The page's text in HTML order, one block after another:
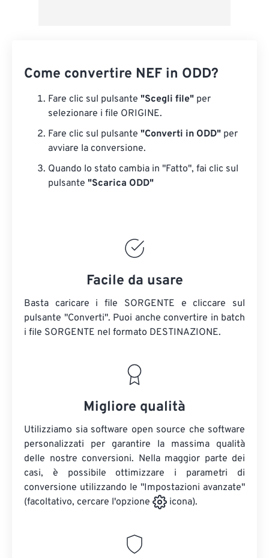
Come convertire NEF in ODD?
Fare clic sul pulsante "Scegli file" per
selezionare i file ORIGINE.
Fare clic sul pulsante "Converti in ODD" per
avviare la conversione.
Quando lo stato cambia in "Fatto", fai clic sul
pulsante "Scarica ODD"
Facile da usare
Basta caricare i file SORGENTE e cliccare sul
pulsante "Converti". Puoi anche convertire in batch
i file SORGENTE nel formato DESTINAZIONE.
Migliore qualità
Utilizziamo sia software open source che software
personalizzati per garantire la massima qualità
delle nostre conversioni. Nella maggior parte dei
casi, è possibile ottimizzare i parametri di
conversione utilizzando le "Impostazioni avanzate"
(facoltativo, cercare l'opzione
icona).